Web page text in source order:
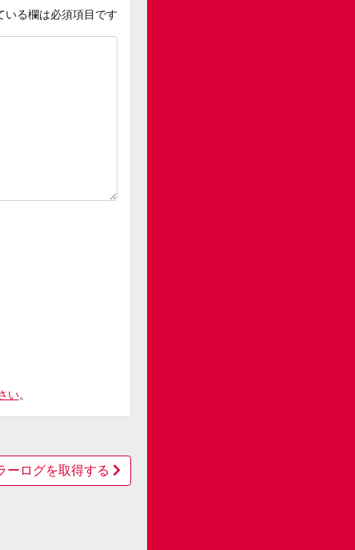
いる欄は必須項目です
い。
ーログを取得する